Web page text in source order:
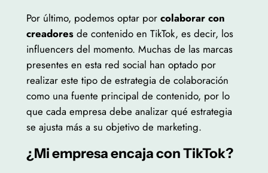
Por último, podemos optar por colaborar con
creadoresde contenido en TikTok, es decir, los
influencers del momento. Muchas de las marcas
presentes en esta red social han optado por
realizar este tipo de estrategia de colaboración
como una fuente principal de contenido, por lo
que cada empresa debe analizar qué estrategia
se ajusta más a su objetivo de marketing.
¿Mi empresa encaja con TikTok?